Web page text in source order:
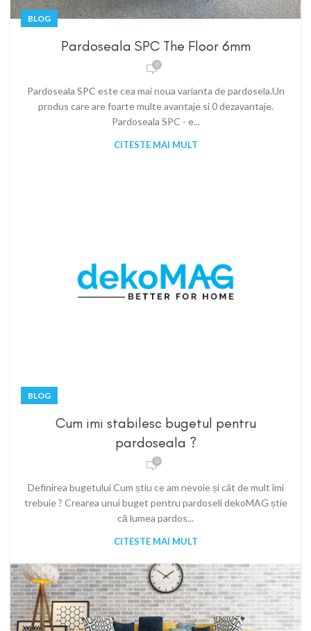
BLOG
Pardoseala SPC The Floor 6mm
0
Pardoseala SPC este cea mai noua varianta de pardosela.Un
produs care are foarte multe avantaje si 0 dezavantaje.
Pardoseala SPC - e...
CITESTE MAI MULT
BLOG
Cum imi stabilesc bugetul pentru
pardoseala ?
0
Definirea bugetului Cum știu ce am nevoie și cât de mult îmi
trebuie ? Crearea unui buget pentru pardoseli dekoMAG știe
că lumea pardos...
CITESTE MAI MULT